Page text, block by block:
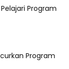
Program
Program